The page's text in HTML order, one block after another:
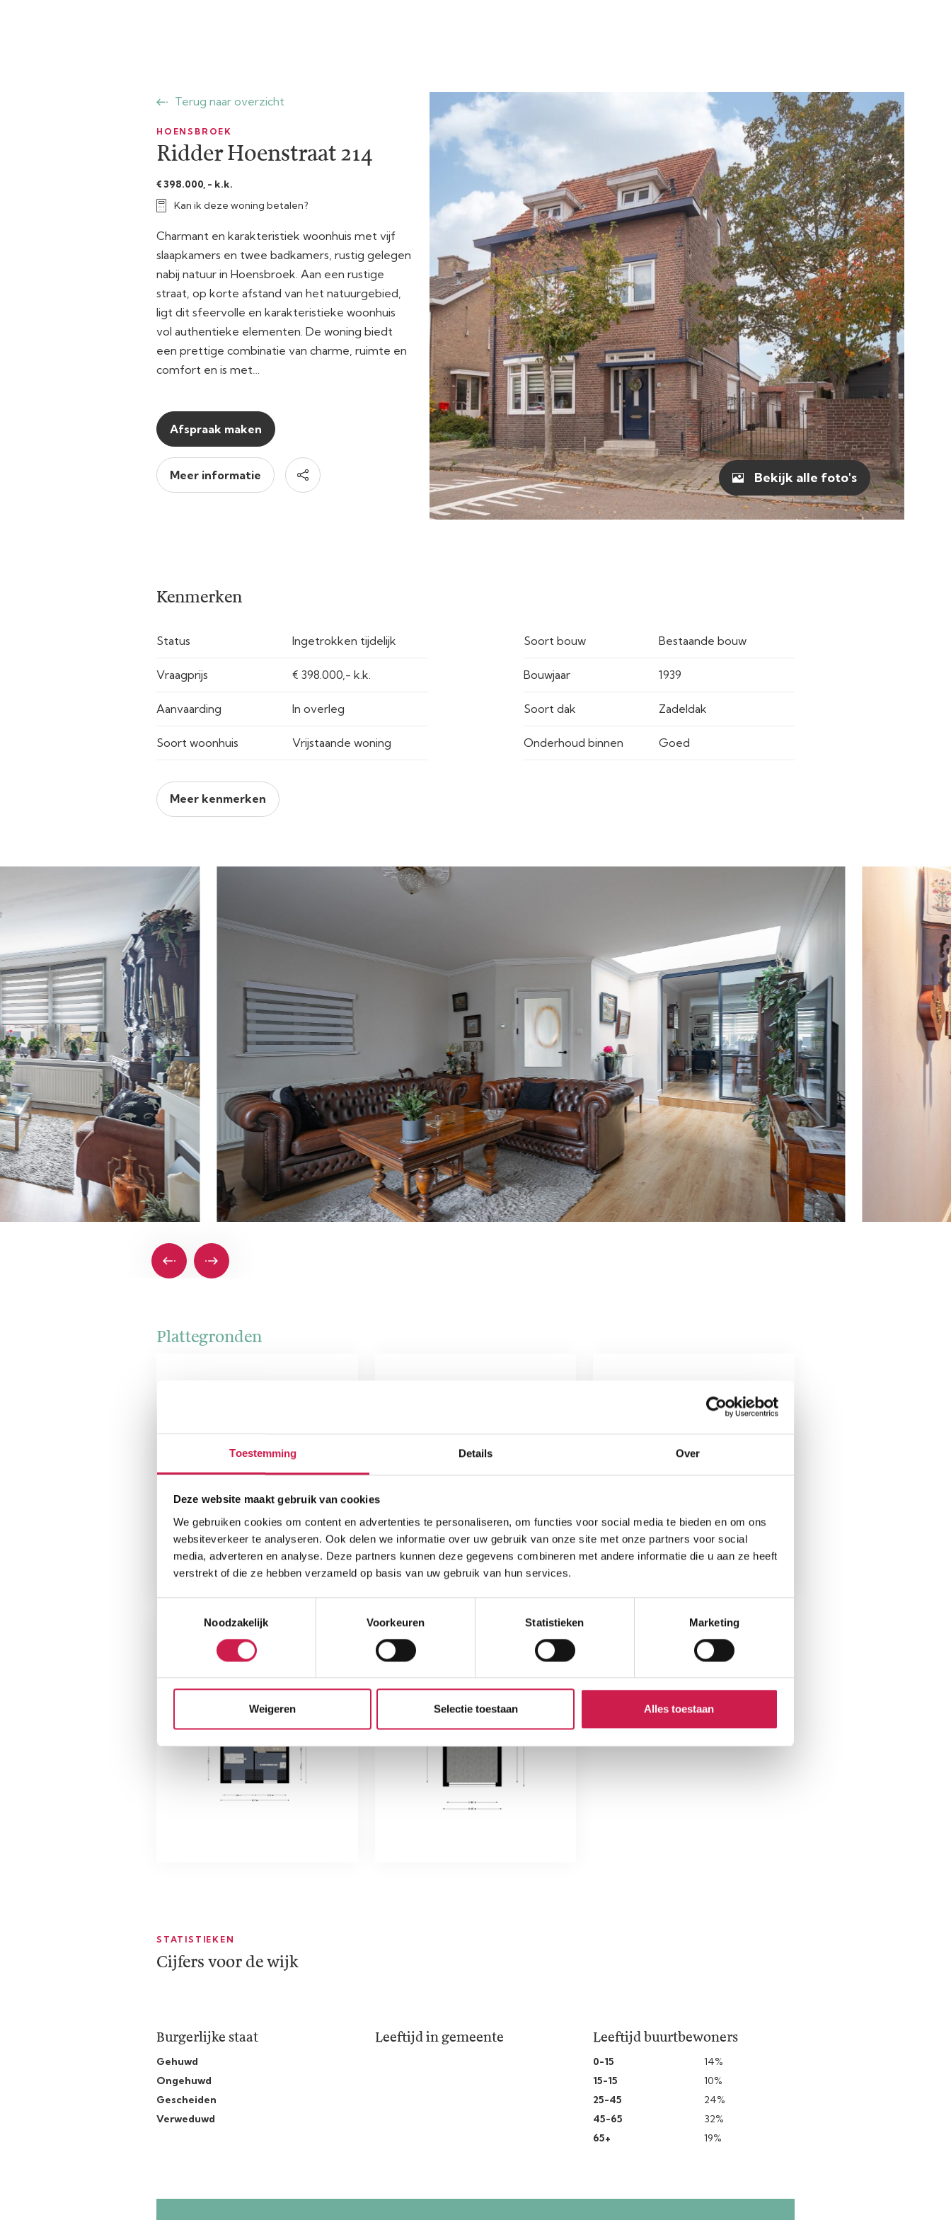
Toestemming Details Over
Deze website maakt gebruik van cookies
We gebruiken cookies om content en advertenties te personaliseren, om functies voor social media te bieden en om ons
websiteverkeer te analyseren. Ook delen we informatie over uw gebruik van onze site met onze partners voor social
media, adverteren en analyse. Deze partners kunnen deze gegevens combineren met andere informatie die u aan ze heeft
verstrekt of die ze hebben verzameld op basis van uw gebruik van hun services.
Noodzakelijk
Voorkeuren Statistieken Marketing
Weigeren Selectie toestaan Alles toestaan
Terug naar overzicht
HOENSBROEK
Ridder Hoenstraat 214
€ 398.000, - k.k.
Kan ik deze woning betalen?
Charmant en karakteristiek woonhuis met vijf
slaapkamers en twee badkamers, rustig gelegen
nabij natuur in Hoensbroek. Aan een rustige
straat, op korte afstand van het natuurgebied,
ligt dit sfeervolle en karakteristieke woonhuis
vol authentieke elementen. De woning biedt
een prettige combinatie van charme, ruimte en
comfort en is met…
Afspraak maken
Meer informatie Bekijk alle foto's
Kenmerken
Status Ingetrokken tijdelijk
Vraagprijs € 398.000,- k.k.
Aanvaarding In overleg
Soort woonhuis Vrijstaande woning
Soort bouw Bestaande bouw
Bouwjaar 1939
Soort dak Zadeldak
Onderhoud binnen Goed
Meer kenmerken
Plattegronden
STATISTIEKEN
Cijfers voor de wijk
Burgerlijke staat
Gehuwd
Ongehuwd
Gescheiden
Verweduwd
Leeftijd in gemeente Leeftijd buurtbewoners
0-15
14%
15-15
10%
25-45
24%
45-65
32%
65+
19%